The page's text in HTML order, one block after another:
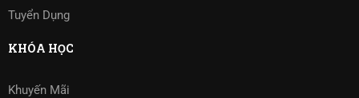
Tuyển Dụng
KHÓA HỌC
Khuyến Mãi